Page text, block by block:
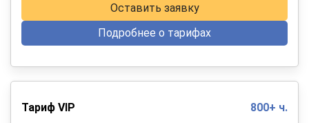
Оставить заявку
Подробнее о тарифах
Тариф VIP 800+ ч.